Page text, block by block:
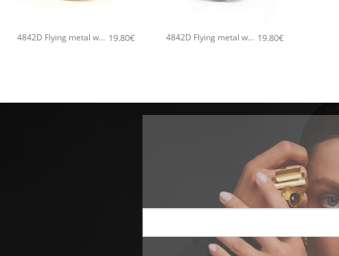
4842D Flying metal waves χειροποίητο δαχτυλιδι Catherine bijoux Χρυσό 19.80€ 4842D Flying metal waves χειροποίητο δαχτυλιδι Catherine bijoux Ασημί 19.80€